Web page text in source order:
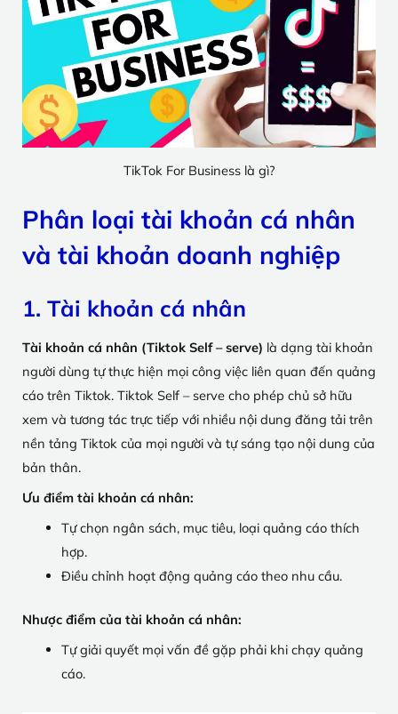
TikTok For Business là gì?
Phân loại tài khoản cá nhân
và tài khoản doanh nghiệp
1. Tài khoản cá nhân
Tài khoản cá nhân (Tiktok Self – serve) là dạng tài khoản
người dùng tự thực hiện mọi công việc liên quan đến quảng
cáo trên Tiktok. Tiktok Self – serve cho phép chủ sở hữu
xem và tương tác trực tiếp với nhiều nội dung đăng tải trên
nền tảng Tiktok của mọi người và tự sáng tạo nội dung của
bản thân.
Ưu điểm tài khoản cá nhân:
Tự chọn ngân sách, mục tiêu, loại quảng cáo thích
hợp.
Điều chỉnh hoạt động quảng cáo theo nhu cầu.
Nhược điểm của tài khoản cá nhân:
Tự giải quyết mọi vấn đề gặp phải khi chạy quảng
cáo.